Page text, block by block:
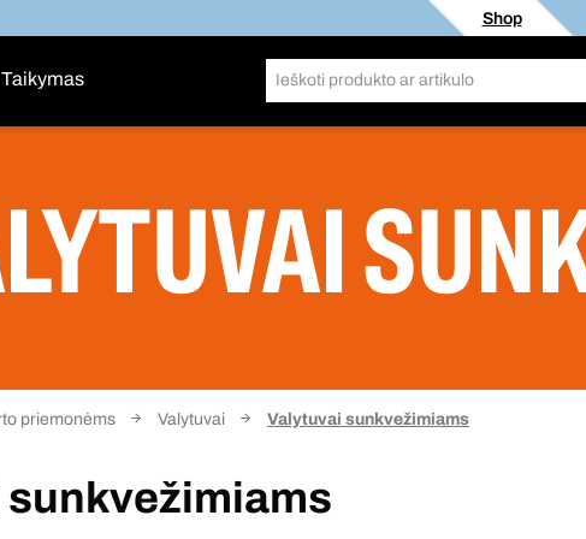
Shop
Taikymas
priemonėms Valytuvai Valytuvai sunkvežimiams